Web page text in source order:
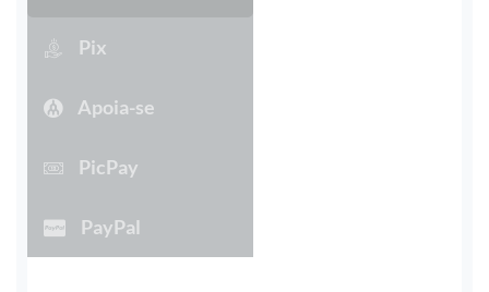
Pix
Apoia-se
PicPay
PayPal